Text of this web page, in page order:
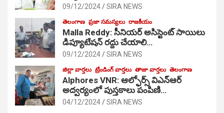
09/12/2024 SIRA NEWS
తెలంగాణ ప్రజా సమస్యలు రాజకీయం
Malla Reddy: సీనియర్ అసిస్టెంట్ సాయిలు
డిప్యూటేషన్ రద్దు చేయాలి…
09/12/2024 SIRA NEWS
జిల్లా వార్తలు ట్రేండింగ్ వార్తలు తాజా వార్తలు తెలంగాణ
Alphores VNR: ఆల్ఫోర్స్ విఎన్ఆర్
అద్వర్యంలో పుస్తకాలు పంపిణి…
04/12/2024 SIRA NEWS